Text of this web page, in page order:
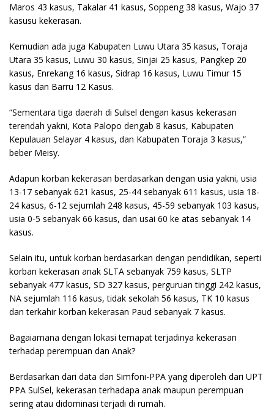
Maros 43 kasus, Takalar 41 kasus, Soppeng 38 kasus, Wajo 37
kasusu kekerasan.
Kemudian ada juga Kabupaten Luwu Utara 35 kasus, Toraja
Utara 35 kasus, Luwu 30 kasus, Sinjai 25 kasus, Pangkep 20
kasus, Enrekang 16 kasus, Sidrap 16 kasus, Luwu Timur 15
kasus dan Barru 12 Kasus.
“Sementara tiga daerah di Sulsel dengan kasus kekerasan
terendah yakni, Kota Palopo dengab 8 kasus, Kabupaten
Kepulauan Selayar 4 kasus, dan Kabupaten Toraja 3 kasus,”
beber Meisy.
Adapun korban kekerasan berdasarkan dengan usia yakni, usia
13-17 sebanyak 621 kasus, 25-44 sebanyak 611 kasus, usia 18-
24 kasus, 6-12 sejumlah 248 kasus, 45-59 sebanyak 103 kasus,
usia 0-5 sebanyak 66 kasus, dan usai 60 ke atas sebanyak 14
kasus.
Selain itu, untuk korban berdasarkan dengan pendidikan, seperti
korban kekerasan anak SLTA sebanyak 759 kasus, SLTP
sebanyak 477 kasus, SD 327 kasus, perguruan tinggi 242 kasus,
NA sejumlah 116 kasus, tidak sekolah 56 kasus, TK 10 kasus
dan terkahir korban kekerasan Paud sebanyak 7 kasus.
Bagaiamana dengan lokasi temapat terjadinya kekerasan
terhadap perempuan dan Anak?
Berdasarkan dari data dari Simfoni-PPA yang diperoleh dari UPT
PPA SulSel, kekerasan terhadapa anak maupun perempuan
sering atau didominasi terjadi di rumah.